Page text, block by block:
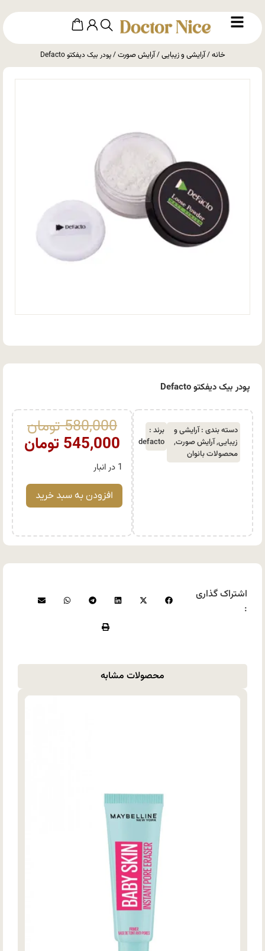
خانه/آرایشی و زیبایی/آرایش صورت/ پودر بیک دیفکتو Defacto
پودر بیک دیفکتو Defacto
دسته بندی :آرایشی و
زیبایی,آرایش صورت,
محصولات بانوان
برند :
defacto
580,000تومان
545,000تومان
1 در انبار
افزودن به سبد خرید
اشتراک گذاری
:
محصولات مشابه